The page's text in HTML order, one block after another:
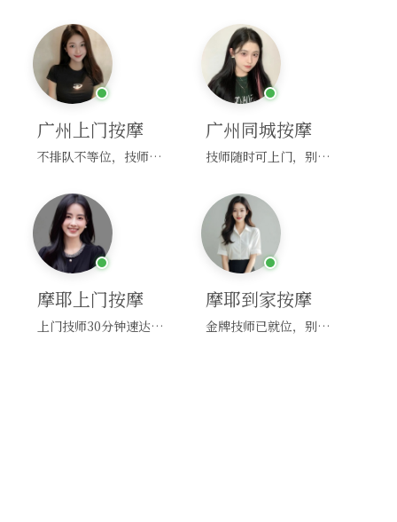
广州上门按摩
不排队不等位，技师直奔你家！
广州同城按摩
技师随时可上门，别啰嗦，赶紧约！
摩耶上门按摩
上门技师30分钟速达，别问，快约！
摩耶到家按摩
金牌技师已就位，别纠结，马上预约！